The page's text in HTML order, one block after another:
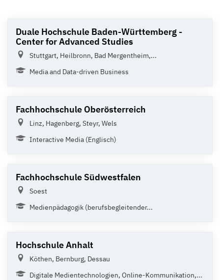
Duale Hochschule Baden-Württemberg -
Center for Advanced Studies
Stuttgart, Heilbronn, Bad Mergentheim,...
Media and Data-driven Business
Fachhochschule Oberösterreich
Linz, Hagenberg, Steyr, Wels
Interactive Media (Englisch)
Fachhochschule Südwestfalen
Soest
Medienpädagogik (berufsbegleitender...
Hochschule Anhalt
Köthen, Bernburg, Dessau
Digitale Medientechnologien, Online-Kommunikation,...